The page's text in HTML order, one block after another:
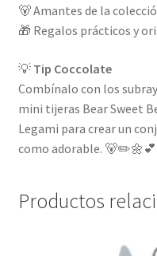
🐻 Amantes de la
🎁 Regalos prácticos y
💡 Tip Coccolate
Combínalo con los
mini tijeras Bear Sweet
Legami para crear un
como adorable.
Productos